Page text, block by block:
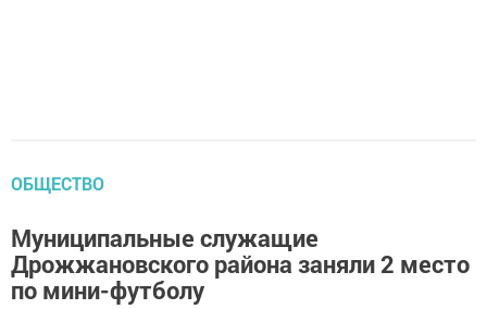
ОБЩЕСТВО
Муниципальные служащие
Дрожжановского района заняли 2 место
по мини-футболу